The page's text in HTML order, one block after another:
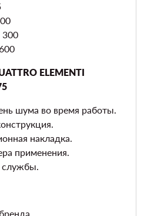
ELEMENTI
шума во время работы.
накладка.
применения.
службы.